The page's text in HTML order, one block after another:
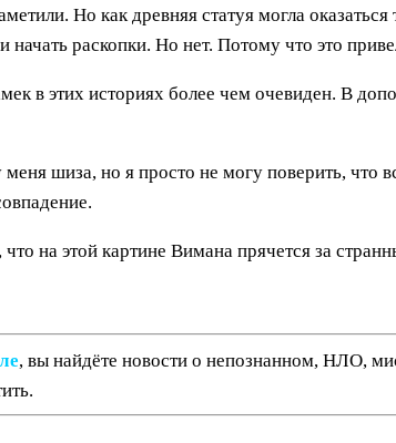
Но как древняя статуя могла
раскопки. Но нет. Потому что это
в этих историях более чем очевиден. В
шиза, но я просто не могу поверить, что
что на этой картине Вимана прячется за
, вы найдёте новости о непознанном, НЛО,